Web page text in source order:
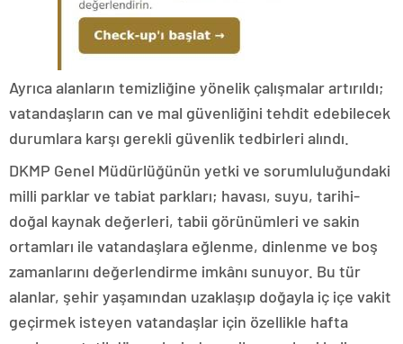
Ayrıca alanların temizliğine yönelik çalışmalar artırıldı;
vatandaşların can ve mal güvenliğini tehdit edebilecek
durumlara karşı gerekli güvenlik tedbirleri alındı.
DKMP Genel Müdürlüğünün yetki ve sorumluluğundaki
milli parklar ve tabiat parkları; havası, suyu, tarihi-
doğal kaynak değerleri, tabii görünümleri ve sakin
ortamları ile vatandaşlara eğlenme, dinlenme ve boş
zamanlarını değerlendirme imkânı sunuyor. Bu tür
alanlar, şehir yaşamından uzaklaşıp doğayla iç içe vakit
geçirmek isteyen vatandaşlar için özellikle hafta